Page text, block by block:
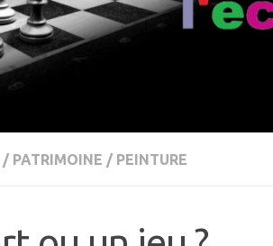
/ PATRIMOINE / PEINTURE